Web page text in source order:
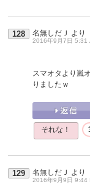
128 名無しだＪ より
2016年9月7日 5:31
スマオタより嵐
りましたｗ
それな！
129 名無しだＪ より
2016年9月9日 9:44